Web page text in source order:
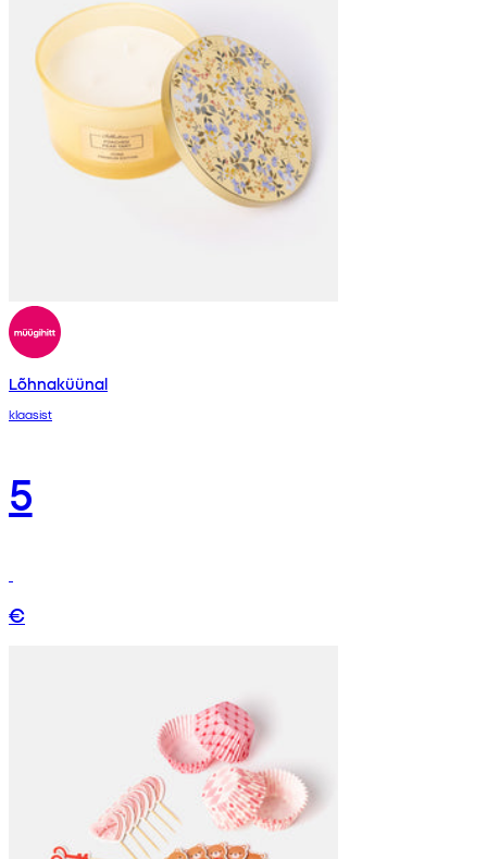
Lõhnaküünal
klaasist
5
€